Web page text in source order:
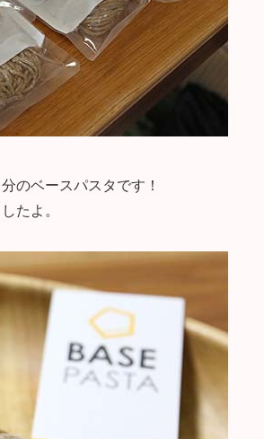
のベースパスタです！
たよ。